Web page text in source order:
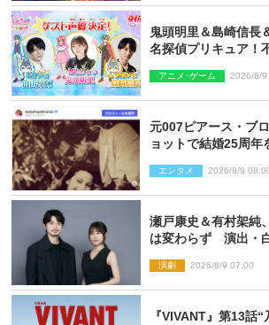
鬼頭明里＆島崎信長
名探偵プリキュア！
アニメ･ゲーム 2026/8/9
元007ピアース・ブ
ョットで結婚25周年
エンタメ 2026/8/9
瀬戸康史＆有村架純
は変わらず 演出・
演劇 2026/8/9 07:00
『VIVANT』第13話